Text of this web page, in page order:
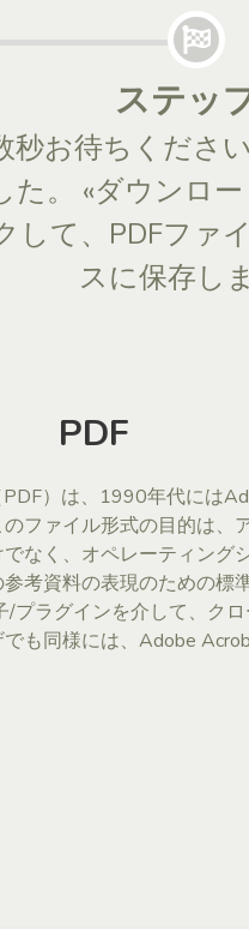
ステッ
秒お待ちくださ
た。 «ダウンロ
して、PDFファ
スに保存し
PDF
）は、1990年代には
ファイル形式の目的は、
なく、オペレーティング
考資料の表現のための標
プラグインを介して、クロ
も同様には、Adobe